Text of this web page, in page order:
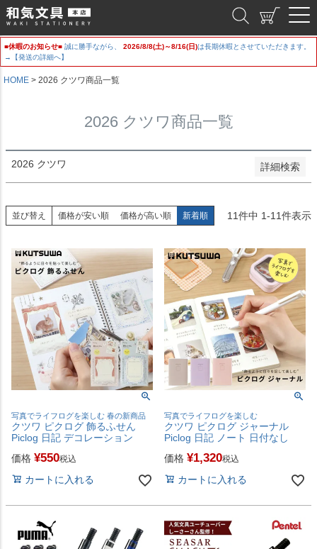
■休暇のお知らせ■ 誠に勝手ながら、 2026/8/8(土)～8/16(日)は長期休暇とさせていただきます。
→【発送の詳細へ】
HOME 2026 クツワ商品一覧
2026 クツワ商品一覧
2026 クツワ 詳細検索
登録順
価格が安い順
価格が高い順
優先度順
レビュー順
検索
並び替え 価格が安い順 価格が高い順 新着順 11件中 1-11件表示
写真でライフログを楽しむ 春の新商品
クツワ ピクログ 飾るふせん
Piclog 日記 デコレーション
価格 ¥550税込
カートに入れる
写真でライフログを楽しむ
クツワ ピクログ ジャーナル
Piclog 日記 ノート 日付なし
価格 ¥1,320税込
カートに入れる